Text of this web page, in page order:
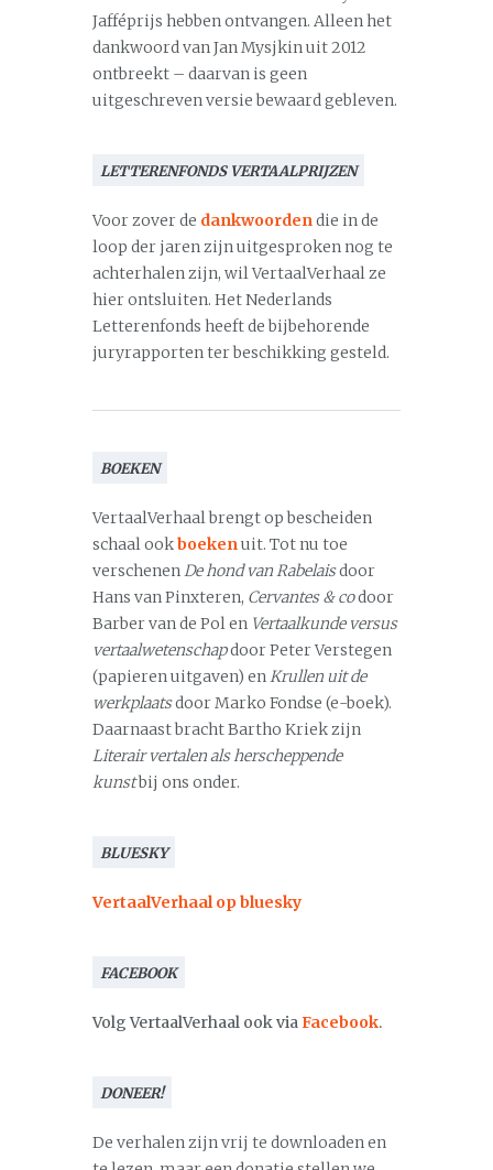
Jafféprijs hebben ontvangen. Alleen het
dankwoord van Jan Mysjkin uit 2012
ontbreekt – daarvan is geen
uitgeschreven versie bewaard gebleven.
LETTERENFONDS VERTAALPRIJZEN
Voor zover de dankwoordendie in de
loop der jaren zijn uitgesproken nog te
achterhalen zijn, wil VertaalVerhaal ze
hier ontsluiten. Het Nederlands
Letterenfonds heeft de bijbehorende
juryrapporten ter beschikking gesteld.
BOEKEN
VertaalVerhaal brengt op bescheiden
schaal ookboekenuit. Tot nu toe
verschenenDe hond van Rabelaisdoor
Hans van Pinxteren, Cervantes & codoor
Barber van de Pol en Vertaalkunde versus
vertaalwetenschapdoor Peter Verstegen
(papieren uitgaven) enKrullen uit de
werkplaatsdoor Marko Fondse (e-boek).
Daarnaast bracht Bartho Kriek zijn
Literair vertalen als herscheppende
kunstbij ons onder.
BLUESKY
VertaalVerhaal op bluesky
FACEBOOK
Volg VertaalVerhaal ook viaFacebook.
DONEER!
De verhalen zijn vrij te downloaden en